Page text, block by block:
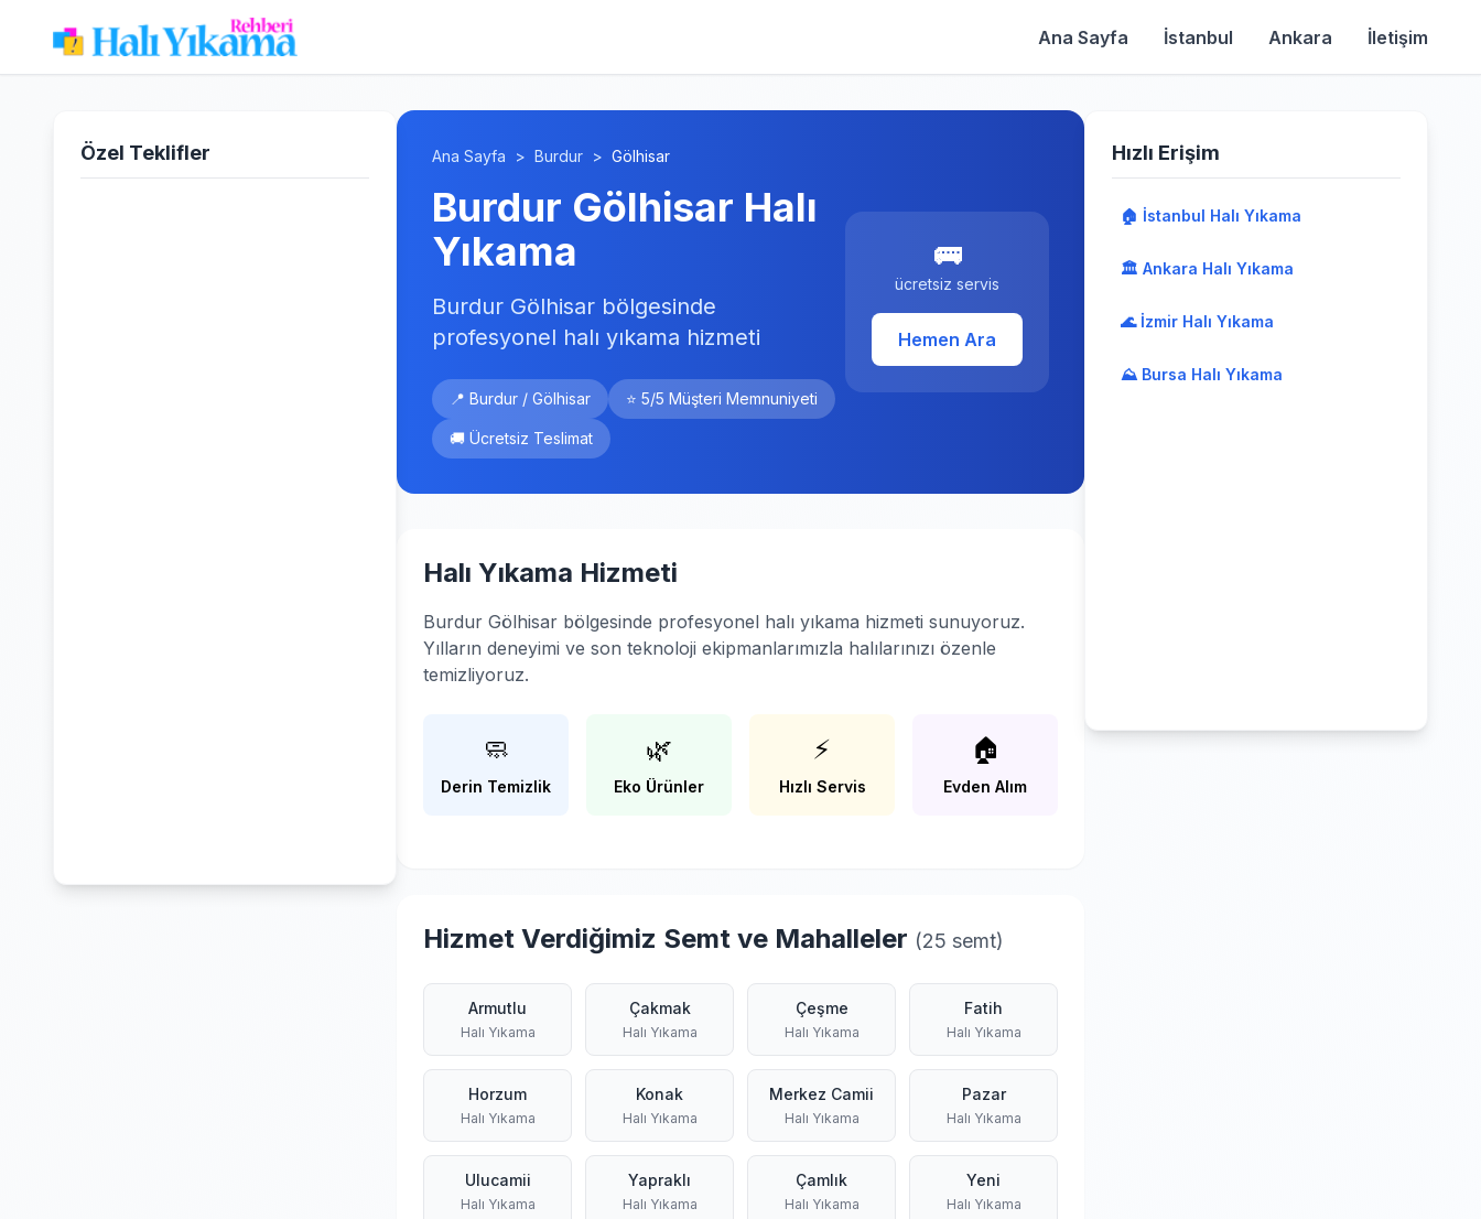
Ana Sayfa İstanbul Ankara İletişim
Özel Teklifler Ana Sayfa > Burdur > Gölhisar
Burdur Gölhisar Halı
Yıkama
Burdur Gölhisar bölgesinde
profesyonel halı yıkama hizmeti
📍 Burdur / Gölhisar ⭐ 5/5 Müşteri Memnuniyeti
🚚 Ücretsiz Teslimat
🚌
ücretsiz servis
Hemen Ara
Halı Yıkama Hizmeti
Burdur Gölhisar bölgesinde profesyonel halı yıkama hizmeti sunuyoruz.
Yılların deneyimi ve son teknoloji ekipmanlarımızla halılarınızı özenle
temizliyoruz.
🧼
Derin Temizlik
🌿
Eko Ürünler
⚡
Hızlı Servis
🏠
Evden Alım
Hizmet Verdiğimiz Semt ve Mahalleler (25 semt)
Armutlu
Halı Yıkama
Çakmak
Halı Yıkama
Çeşme
Halı Yıkama
Fatih
Halı Yıkama
Horzum
Halı Yıkama
Konak
Halı Yıkama
Merkez Camii
Halı Yıkama
Pazar
Halı Yıkama
Ulucamii
Halı Yıkama
Yapraklı
Halı Yıkama
Çamlık
Halı Yıkama
Yeni
Halı Yıkama
Hızlı Erişim
🏠 İstanbul Halı Yıkama
🏛️ Ankara Halı Yıkama
🌊 İzmir Halı Yıkama
⛰️ Bursa Halı Yıkama